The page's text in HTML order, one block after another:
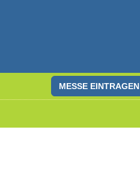
MESSE EINTRAGEN